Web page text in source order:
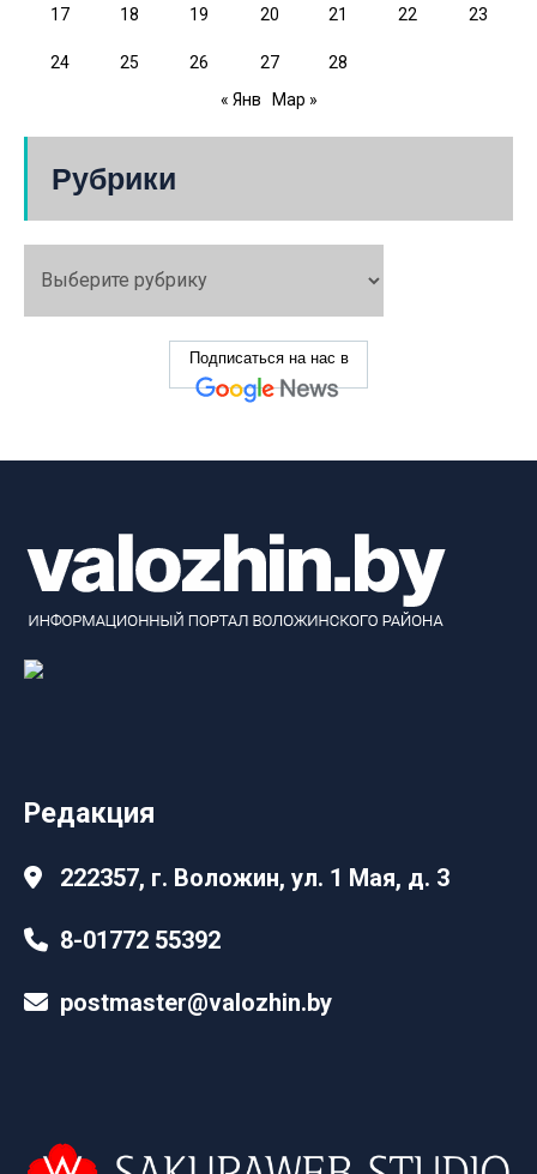
17 18 19 20 21 22 23
24 25 26 27
28
« Янв
Мар »
Рубрики
Подписаться на нас в
Редакция
222357, г. Воложин, ул. 1 Мая, д. 3
8-01772 55392
postmaster@valozhin.by